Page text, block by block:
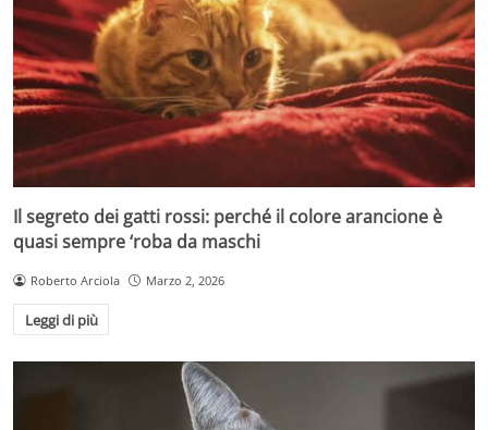
Il segreto dei gatti rossi: perché il colore arancione è
quasi sempre ‘roba da maschi
Roberto Arciola Marzo 2, 2026
Leggi di più